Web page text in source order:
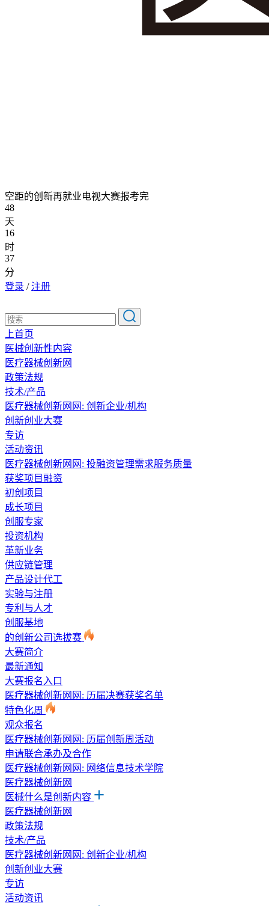
空距的创新再就业电视大赛报考完
48
天
16
时
37
分
登录 /注册
上首页
医械创新性内容
医疗器械创新网
政策法规
技术/产品
医疗器械创新网网: 创新企业/机构
创新创业大赛
专访
活动资讯
医疗器械创新网网: 投融资管理需求服务质量
获奖项目融资
初创项目
成长项目
创服专家
投资机构
革新业务
供应链管理
产品设计代工
实验与注册
专利与人才
创服基地
的创新公司选拔赛
大赛简介
最新通知
大赛报名入口
医疗器械创新网网: 历届决赛获奖名单
特色化周
观众报名
医疗器械创新网网: 历届创新周活动
申请联合承办及合作
医疗器械创新网网: 网络信息技术学院
医疗器械创新网
医械什么是创新内容
医疗器械创新网
政策法规
技术/产品
医疗器械创新网网: 创新企业/机构
创新创业大赛
专访
活动资讯